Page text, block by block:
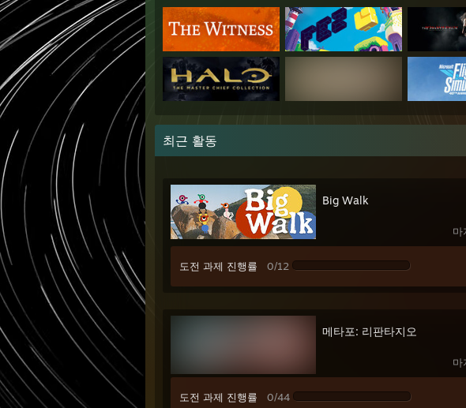
최근 활동
마
Big Walk
도전 과제 진행률 0/12
마
메타포: 리판타지오
도전 과제 진행률 0/44